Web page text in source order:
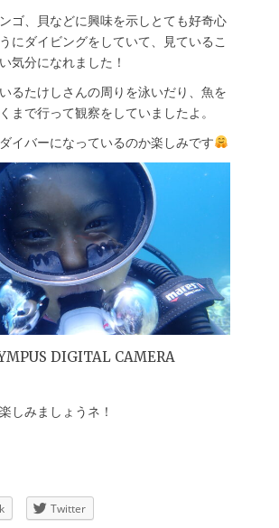
ゴ、貝などに興味を示しとても好奇心
にダイビングをしていて、見ているこ
気分になれました！
るたけしさんの周りを泳いだり、魚を
まで行って観察をしていましたよ。
イバーになっているのか楽しみです
DIGITAL CAMERA
しみましょうネ！
Twitter